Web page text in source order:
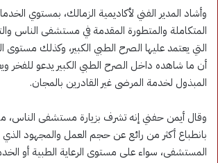
وأشاد المدير الفني لأكاديمية الزمالك، بمستوي
المتكاملة والمتطورة المقدمة في مستشفى الناس
التي يعتمد عليها الصرح الطبي الكبير، وكذلك مستوى
أن ما شاهده داخل الصرح الطبي الكبير يدعو
المبذول لخدمة المرضى غير القادرين بالمجان.
وقال أيمن حفني إنه تشرف بزيارة مستشفى الناس،
بانطباع أكثر من رائع عن حجم العمل والمجهود
المستشفى، سواء على مستوى الرعاية الطبية أو